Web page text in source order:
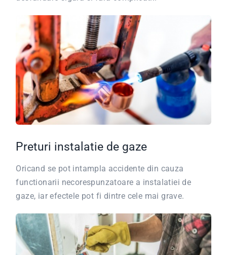
Preturi instalatie de gaze
Oricand se pot intampla accidente din cauza
functionarii necorespunzatoare a instalatiei de
gaze, iar efectele pot fi dintre cele mai grave.